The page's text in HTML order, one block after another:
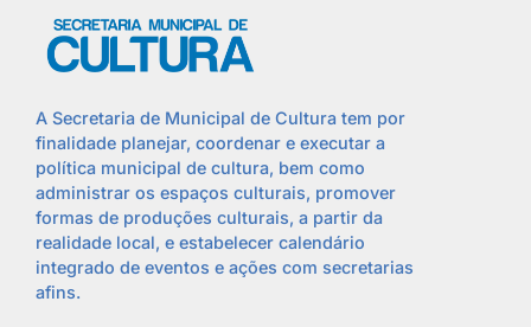
A Secretaria de Municipal de Cultura tem por
finalidade planejar, coordenar e executar a
política municipal de cultura, bem como
administrar os espaços culturais, promover
formas de produções culturais, a partir da
realidade local, e estabelecer calendário
integrado de eventos e ações com secretarias
afins.